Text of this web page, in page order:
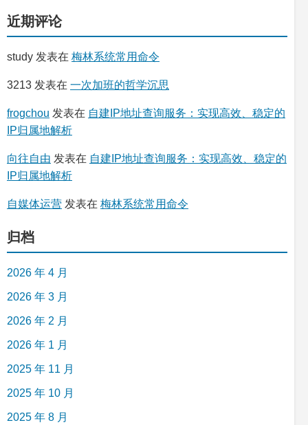
近期评论
study 发表在 梅林系统常用命令
3213 发表在 一次加班的哲学沉思
frogchou 发表在 自建IP地址查询服务：实现高效、稳定的
IP归属地解析
向往自由 发表在 自建IP地址查询服务：实现高效、稳定的
IP归属地解析
自媒体运营 发表在 梅林系统常用命令
归档
2026 年 4 月
2026 年 3 月
2026 年 2 月
2026 年 1 月
2025 年 11 月
2025 年 10 月
2025 年 8 月